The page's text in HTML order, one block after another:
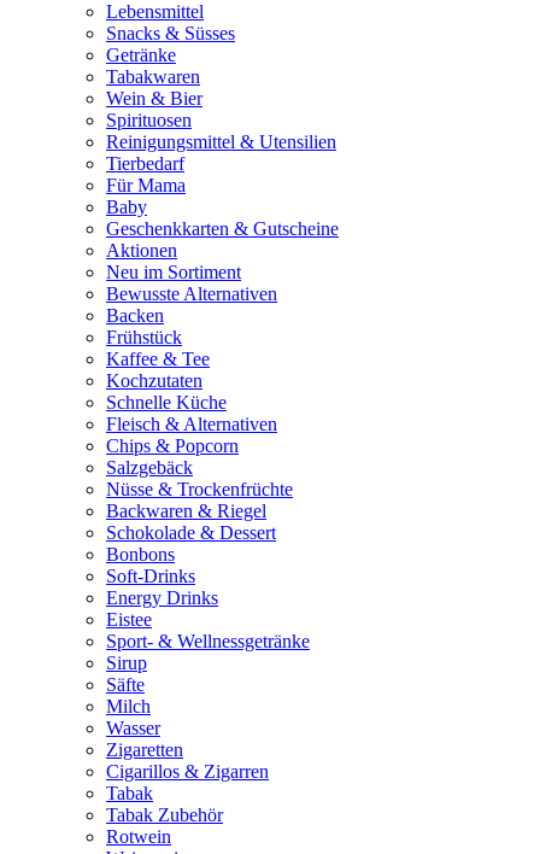
Lebensmittel
Snacks & Süsses
Getränke
Tabakwaren
Wein & Bier
Spirituosen
Reinigungsmittel & Utensilien
Tierbedarf
Für Mama
Baby
Geschenkkarten & Gutscheine
Aktionen
Neu im Sortiment
Bewusste Alternativen
Backen
Frühstück
Kaffee & Tee
Kochzutaten
Schnelle Küche
Fleisch & Alternativen
Chips & Popcorn
Salzgebäck
Nüsse & Trockenfrüchte
Backwaren & Riegel
Schokolade & Dessert
Bonbons
Soft-Drinks
Energy Drinks
Eistee
Sport- & Wellnessgetränke
Sirup
Säfte
Milch
Wasser
Zigaretten
Cigarillos & Zigarren
Tabak
Tabak Zubehör
Rotwein